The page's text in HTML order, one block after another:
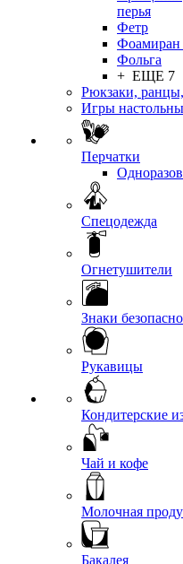
перья
Фетр
Фоамиран
Фольга
+ ЕЩЕ 7
Рюкзаки,
Игры
Перчатки
Спецодежда
Огнетушители
Знаки
Рукавицы
Кондитерские
Чай и кофе
Молочная
Бакалея